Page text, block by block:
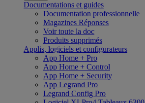
Documentations et guides
Documentation professionnelle
Magazines Réponses
Voir toute la doc
Produits supprimés
Applis, logiciels et configurateurs
App Home + Pro
App Home + Control
App Home + Security
App Legrand Pro
Legrand Config Pro